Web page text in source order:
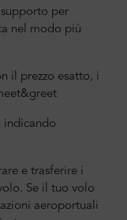
per
nel modo più
il prezzo esatto, i
indicando
e trasferire i
Se il tuo volo
aeroportuali